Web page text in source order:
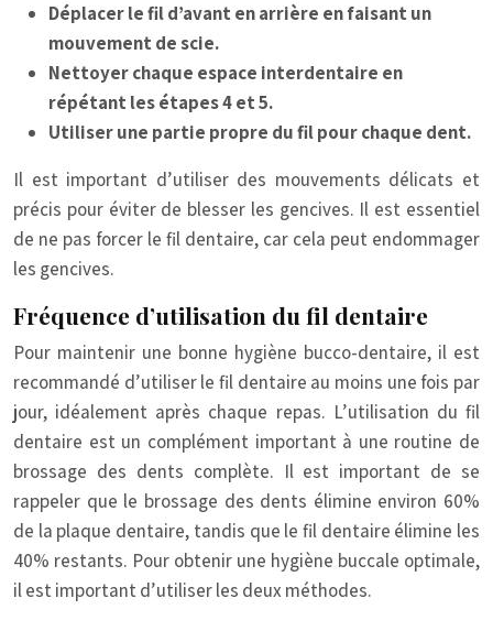
Déplacer le fil d’avant en arrière en faisant un
mouvement de scie.
Nettoyer chaque espace interdentaire en
répétant les étapes 4 et 5.
Utiliser une partie propre du fil pour chaque dent.
Il est important d’utiliser des mouvements délicats et
précis pour éviter de blesser les gencives. Il est essentiel
de ne pas forcer le fil dentaire, car cela peut endommager
les gencives.
Fréquence d’utilisation du fil dentaire
Pour maintenir une bonne hygiène bucco-dentaire, il est
recommandé d’utiliser le fil dentaire au moins une fois par
jour, idéalement après chaque repas. L’utilisation du fil
dentaire est un complément important à une routine de
brossage des dents complète. Il est important de se
rappeler que le brossage des dents élimine environ 60%
de la plaque dentaire, tandis que le fil dentaire élimine les
40% restants. Pour obtenir une hygiène buccale optimale,
il est important d’utiliser les deux méthodes.